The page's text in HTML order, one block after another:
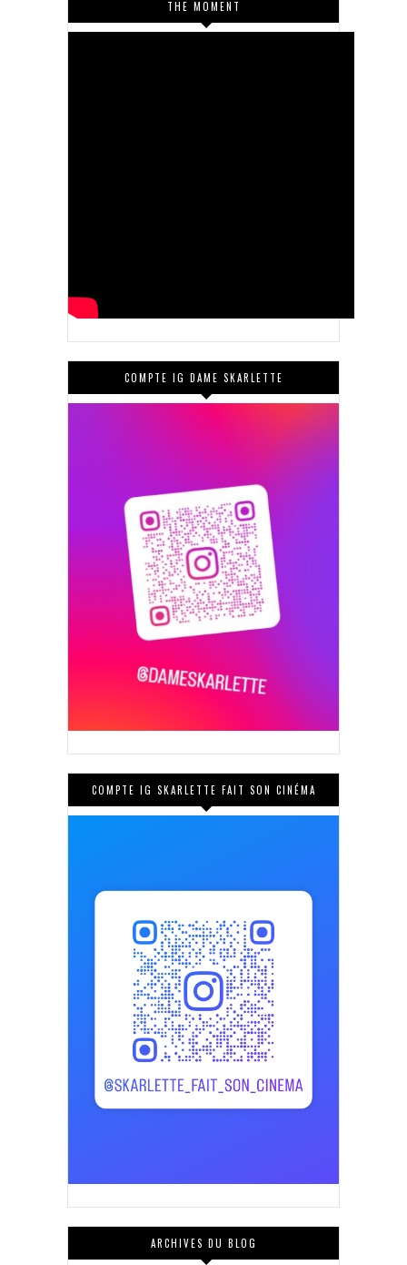
THE MOMENT
COMPTE IG DAME SKARLETTE
COMPTE IG SKARLETTE FAIT SON CINÉMA
ARCHIVES DU BLOG